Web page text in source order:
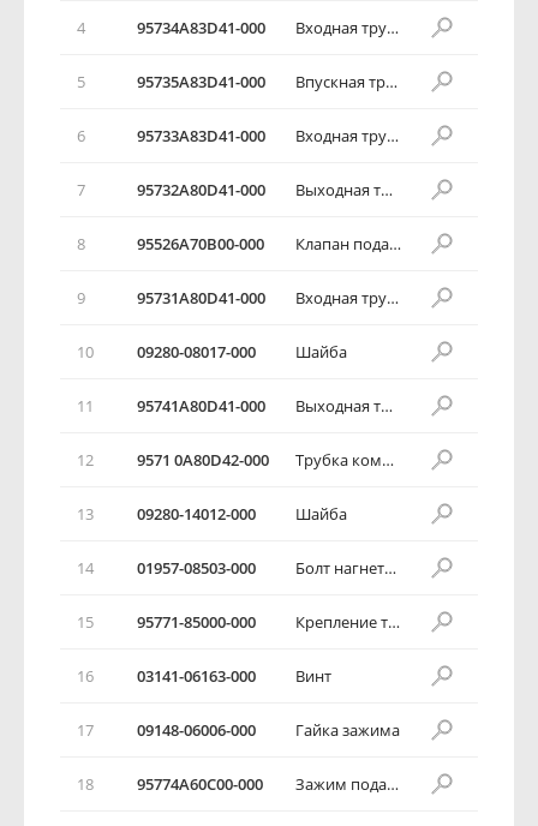
4 95734А83D41-000 Входная трубка
5 95735А83D41-000 Впускная трубка
6 95733А83D41-000 Входная трубка кондиционера
7 95732А80D41-000 Выходная трубка емкости с фрионом
8 95526А70В00-000 Клапан подающего канала
9 95731А80D41-000 Входная трубка охладителя
10 09280-08017-000 Шайба
11 95741А80D41-000 Выходная трубка охладителя
12 9571 0А80D42-000 Трубка компрессора в комплекте
13 09280-14012-000 Шайба
14 01957-08503-000 Болт нагнетательной трубки
15 95771-85000-000 Крепление трубки
16 03141-06163-000 Винт
17 09148-06006-000 Гайка зажима
18 95774А60С00-000 Зажим подающей трубки